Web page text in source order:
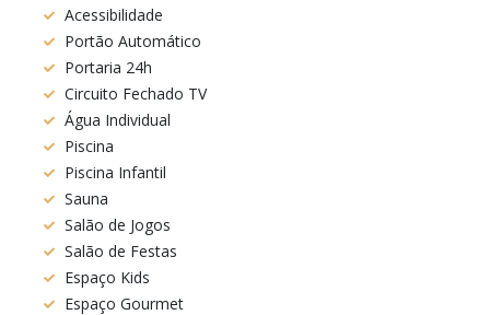
Acessibilidade
Portão Automático
Portaria 24h
Circuito Fechado TV
Água Individual
Piscina
Piscina Infantil
Sauna
Salão de Jogos
Salão de Festas
Espaço Kids
Espaço Gourmet